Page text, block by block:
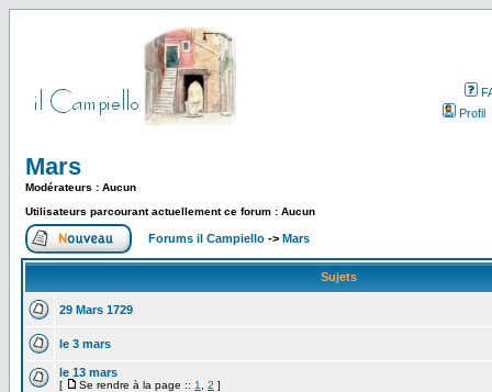
Profil
Mars
Modérateurs : Aucun
Utilisateurs parcourant actuellement ce forum : Aucun
Forums il Campiello -> Mars
Sujets
29 Mars 1729
le 3 mars
le 13 mars
[ Se rendre à la page :: 1 2 ]